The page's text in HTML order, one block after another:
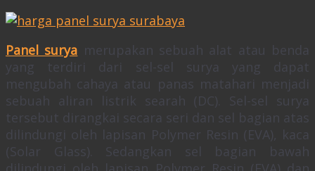
Panel surya merupakan sebuah alat atau benda
yang terdiri dari sel-sel surya yang dapat
mengubah cahaya atau panas matahari menjadi
sebuah aliran listrik searah (DC). Sel-sel surya
tersebut dirangkai secara seri dan sel bagian atas
dilindungi oleh lapisan Polymer Resin (EVA), kaca
(Solar Glass). Sedangkan sel bagian bawah